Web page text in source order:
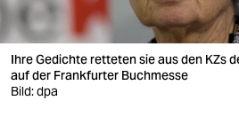
verlag
veranstaltungen
shop
Ihre Gedichte retteten sie aus den KZs
auf der Frankfurter Buchmesse
Bild: dpa